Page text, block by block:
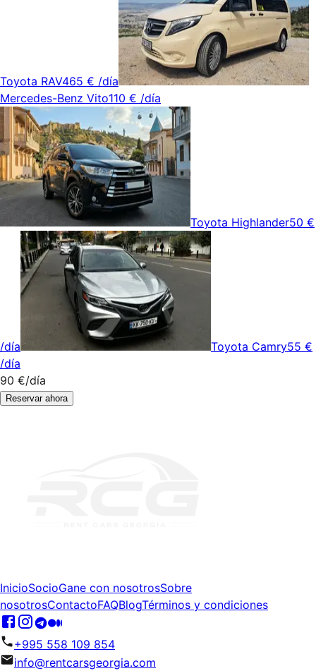
Toyota RAV465 € /día
Mercedes-Benz Vito110 € /día
Toyota Highlander50 €
/día Toyota Camry55 €
/día
90 €/día
Reservar ahora
InicioSocioGane con nosotrosSobre
nosotrosContactoFAQBlogTérminos y condiciones
+995 558 109 854
info@rentcarsgeorgia.com